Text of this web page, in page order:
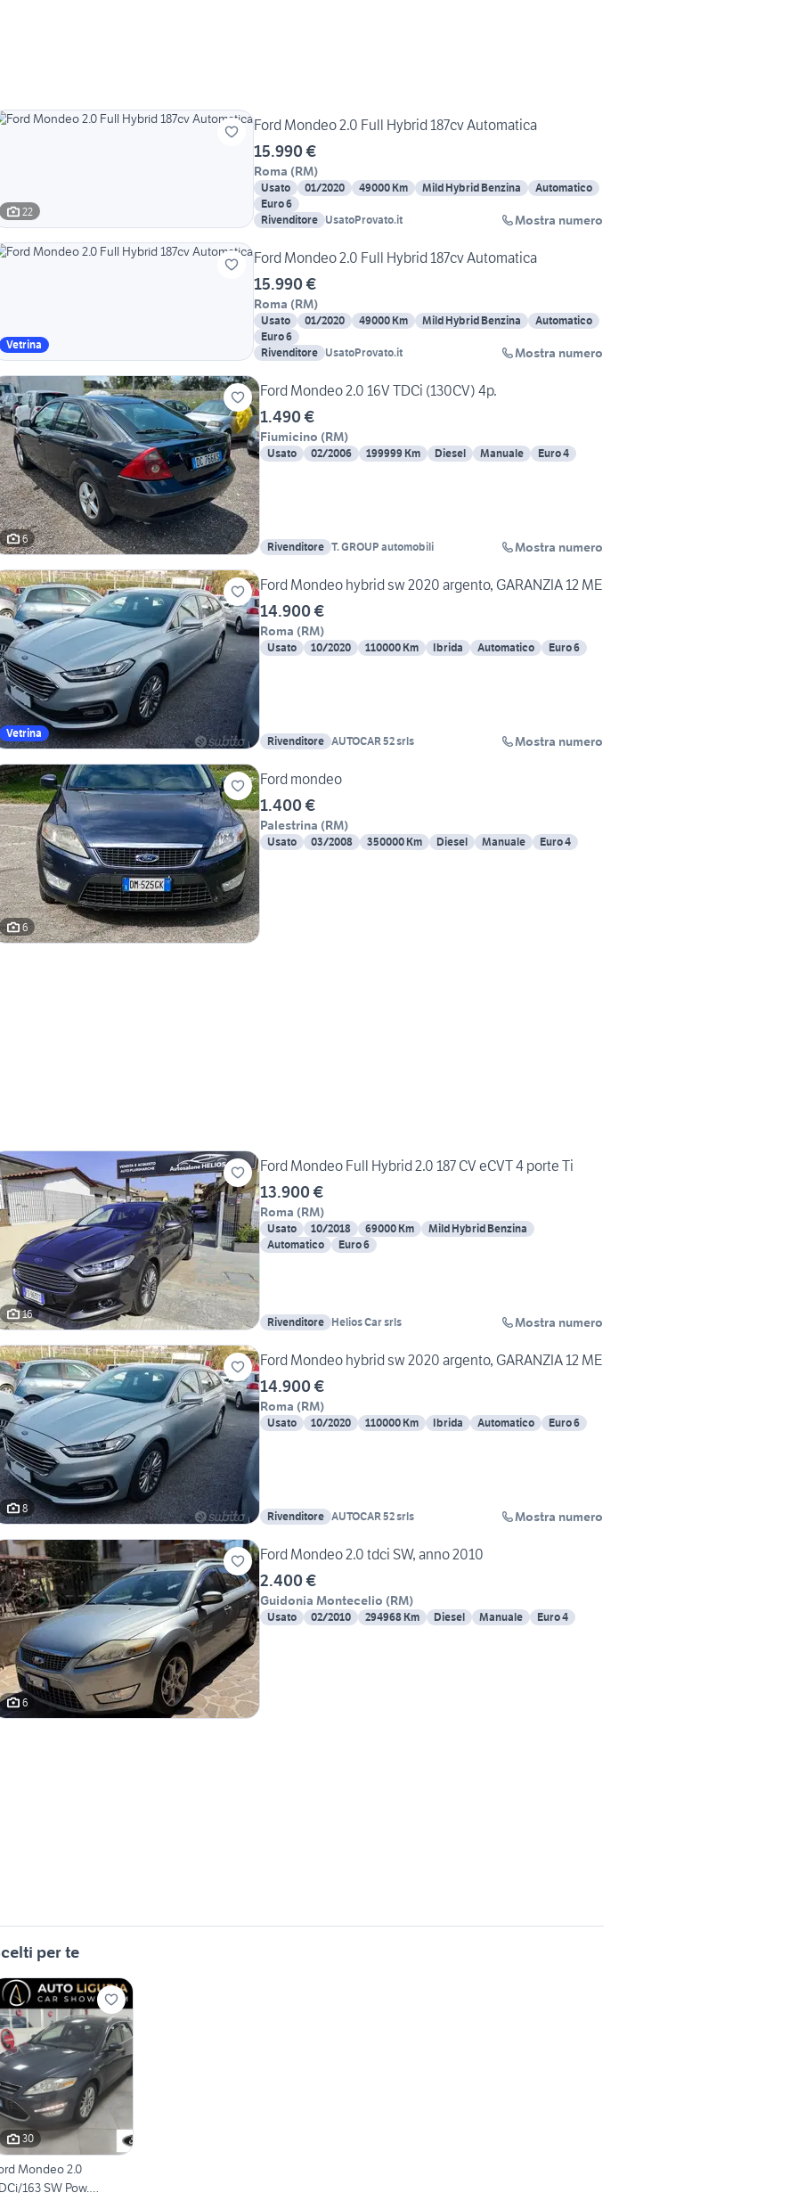
22
Ford Mondeo 2.0 Full Hybrid 187cv Automatica
15.990 €
Roma (RM)
Usato 01/2020 49000 Km Mild Hybrid Benzina
Automatico
Euro 6
Rivenditore UsatoProvato.it Mostra numero
Vetrina
Ford Mondeo 2.0 Full Hybrid 187cv Automatica
15.990 €
Roma (RM)
Usato 01/2020 49000 Km Mild Hybrid Benzina
Automatico
Euro 6
Rivenditore UsatoProvato.it Mostra numero
6
Ford Mondeo 2.0 16V TDCi (130CV) 4p.
1.490 €
Fiumicino (RM)
Usato 02/2006 199999 Km Diesel Manuale Euro 4
Rivenditore T. GROUP automobili Mostra numero
Vetrina
Ford Mondeo hybrid sw 2020 argento, GARANZIA 12 ME
14.900 €
Roma (RM)
Usato 10/2020 110000 Km Ibrida Automatico Euro 6
Rivenditore AUTOCAR 52 srls Mostra numero
6
Ford mondeo
1.400 €
Palestrina (RM)
Usato 03/2008 350000 Km Diesel Manuale Euro 4
16
Ford Mondeo Full Hybrid 2.0 187 CV eCVT 4 porte Ti
13.900 €
Roma (RM)
Usato 10/2018 69000 Km
Mild Hybrid Benzina
Automatico
Euro 6
Rivenditore Helios Car srls Mostra numero
8
Ford Mondeo hybrid sw 2020 argento, GARANZIA 12 ME
14.900 €
Roma (RM)
Usato 10/2020 110000 Km Ibrida Automatico Euro 6
Rivenditore AUTOCAR 52 srls Mostra numero
6
Ford Mondeo 2.0 tdci SW, anno 2010
2.400 €
Guidonia Montecelio (RM)
Usato 02/2010 294968 Km Diesel Manuale Euro 4
per te
30
Mondeo 2.0
163 SW Pow.